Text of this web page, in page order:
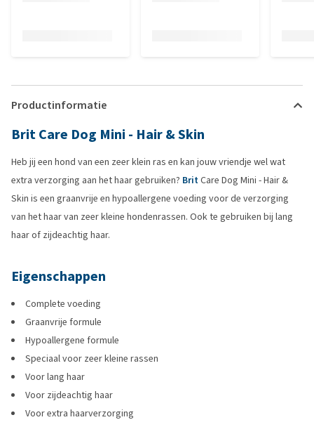
Productinformatie
Brit Care Dog Mini - Hair & Skin
Heb jij een hond van een zeer klein ras en kan jouw vriendje wel wat
extra verzorging aan het haar gebruiken? BritCare Dog Mini - Hair &
Skin is een graanvrije en hypoallergene voeding voor de verzorging
van het haar van zeer kleine hondenrassen. Ook te gebruiken bij lang
haar of zijdeachtig haar.
Eigenschappen
Complete voeding
Graanvrije formule
Hypoallergene formule
Speciaal voor zeer kleine rassen
Voor lang haar
Voor zijdeachtig haar
Voor extra haarverzorging